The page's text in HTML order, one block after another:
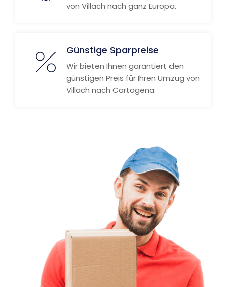
von Villach nach ganz Europa.
Günstige Sparpreise
Wir bieten Ihnen garantiert den
günstigen Preis für Ihren Umzug von
Villach nach Cartagena.